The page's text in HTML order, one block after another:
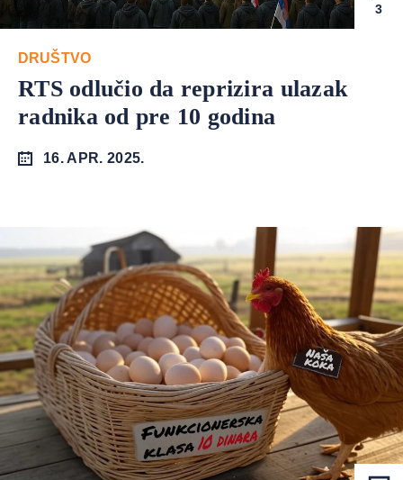
3
DRUŠTVO
RTS odlučio da reprizira ulazak
radnika od pre 10 godina
16. APR. 2025.